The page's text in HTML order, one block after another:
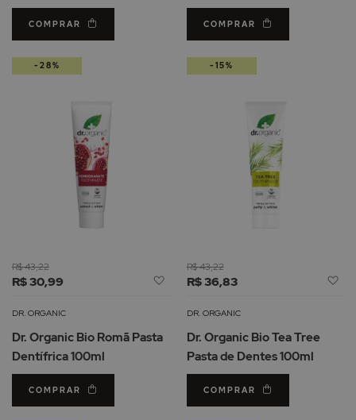
60ml
COMPRAR
Branqueadora 100ml
COMPRAR
R$ 30,99
R$ 43,22
Adicionar
Lista
Desejos
DR. ORGANIC
Dr. Organic Bio Romã Pasta
Dentífrica 100ml
COMPRAR
-28%
R$ 36,83
R$ 43,22
DR. ORGANIC
Dr. Organic Bio Tea Tree
Pasta de Dentes 100ml
COMPRAR
-15%